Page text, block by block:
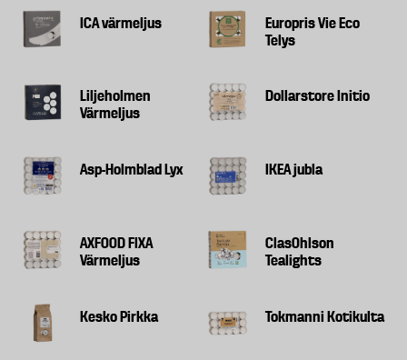
ICA värmeljus
Europris Vie Eco
Telys
Liljeholmen
Värmeljus
Dollarstore Initio
Asp-Holmblad Lyx IKEA jubla
AXFOOD FIXA
Värmeljus
ClasOhlson
Tealights
Kesko Pirkka Tokmanni Kotikulta